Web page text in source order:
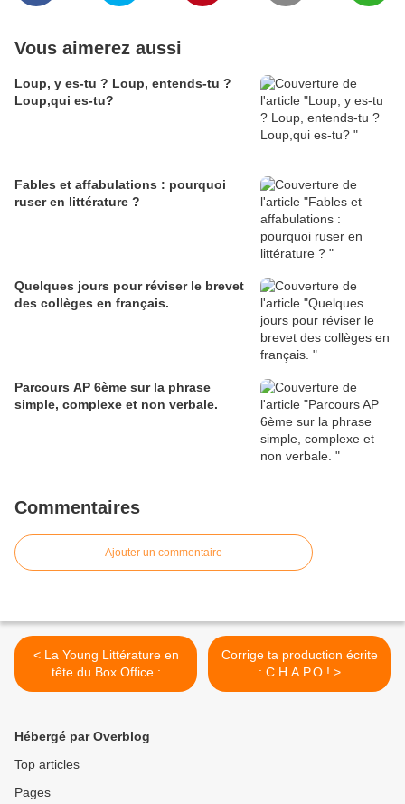
Vous aimerez aussi
Loup, y es-tu ? Loup, entends-tu ?
Loup,qui es-tu?
Fables et affabulations : pourquoi
ruser en littérature ?
Quelques jours pour réviser le brevet
des collèges en français.
Parcours AP 6ème sur la phrase
simple, complexe et non verbale.
Commentaires
Ajouter un commentaire
< La Young Littérature en
tête du Box Office :
pourquoi et comment ?
Corrige ta production écrite
: C.H.A.P.O ! >
Hébergé par Overblog
Top articles
Pages